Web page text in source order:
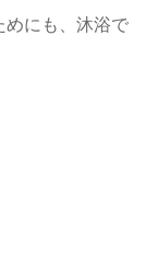
めにも、沐浴で